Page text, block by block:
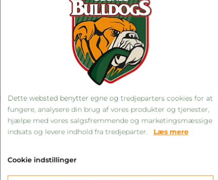
‹ ›
Dette websted benytter egne og tredjeparters cookies for at
fungere, analysere din brug af vores produkter og tjenester,
hjælpe med vores salgsfremmende og marketingsmæssige
indsats og levere indhold fra tredjeparter. Læs mere
Cookie indstillinger